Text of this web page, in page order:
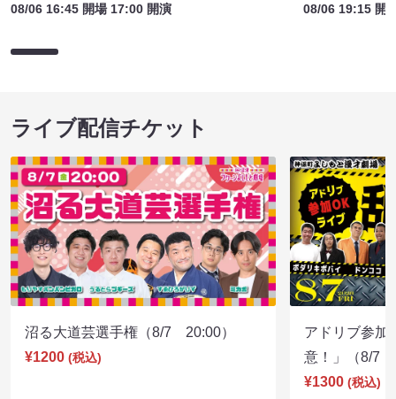
08/06 16:45 開場 17:00 開演
08/06 19:15 開
ライブ配信チケット
沼る大道芸選手権（8/7 20:00）
¥1200 (税込)
アドリブ参加
意！」（8/7
¥1300 (税込)